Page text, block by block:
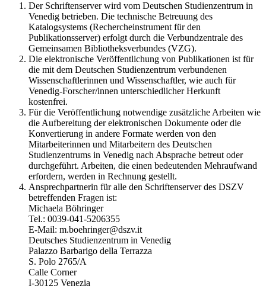
Der Schriftenserver wird vom Deutschen Studienzentrum in
Venedig betrieben. Die technische Betreuung des
Katalogsystems (Rechercheinstrument für den
Publikationsserver) erfolgt durch die Verbundzentrale des
Gemeinsamen Bibliotheksverbundes (VZG).
Die elektronische Veröffentlichung von Publikationen ist für
die mit dem Deutschen Studienzentrum verbundenen
Wissenschaftlerinnen und Wissenschaftler, wie auch für
Venedig-Forscher/innen unterschiedlicher Herkunft
kostenfrei.
Für die Veröffentlichung notwendige zusätzliche Arbeiten wie
die Aufbereitung der elektronischen Dokumente oder die
Konvertierung in andere Formate werden von den
Mitarbeiterinnen und Mitarbeitern des Deutschen
Studienzentrums in Venedig nach Absprache betreut oder
durchgeführt. Arbeiten, die einen bedeutenden Mehraufwand
erfordern, werden in Rechnung gestellt.
Ansprechpartnerin für alle den Schriftenserver des DSZV
betreffenden Fragen ist:
Michaela Böhringer
Tel.: 0039-041-5206355
E-Mail: m.boehringer@dszv.it
Deutsches Studienzentrum in Venedig
Palazzo Barbarigo della Terrazza
S. Polo 2765/A
Calle Corner
I-30125 Venezia